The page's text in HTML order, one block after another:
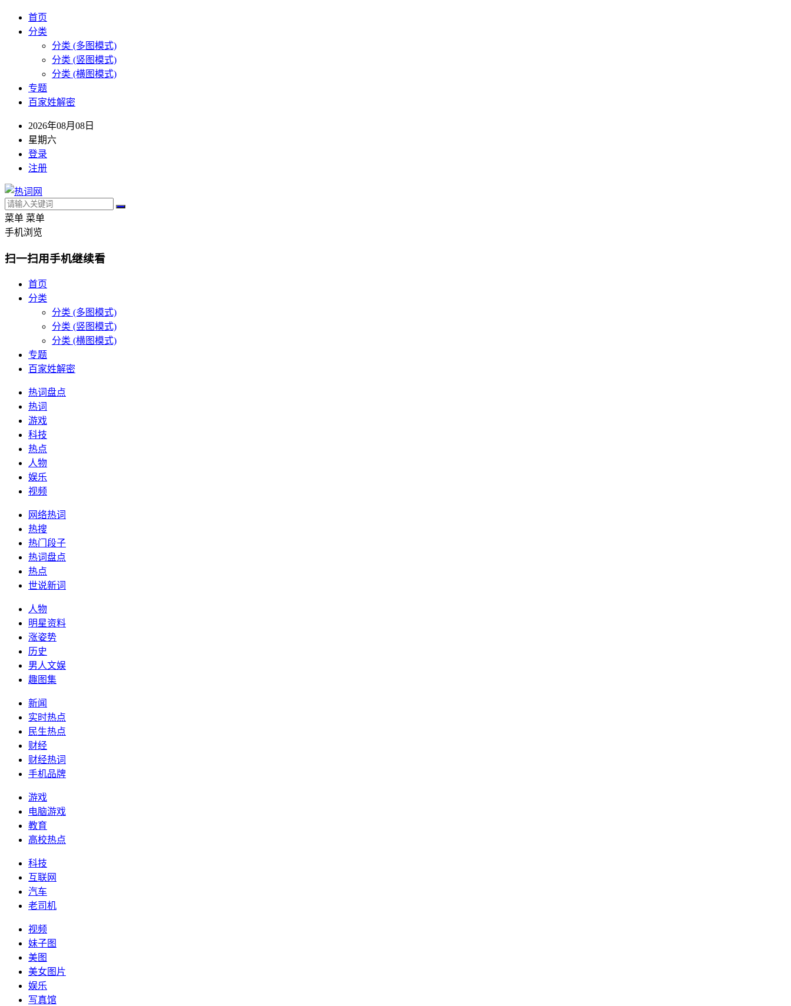
首页
分类
分类 (多图模式)
分类 (竖图模式)
分类 (横图模式)
专题
百家姓解密
2026年08月08日
星期六
登录
注册
菜单 菜单
手机浏览
扫一扫用手机继续看
首页
分类
分类 (多图模式)
分类 (竖图模式)
分类 (横图模式)
专题
百家姓解密
热词盘点
热词
游戏
科技
热点
人物
娱乐
视频
网络热词
热搜
热门段子
热词盘点
热点
世说新词
人物
明星资料
涨姿势
历史
男人文娱
趣图集
新闻
实时热点
民生热点
财经
财经热词
手机品牌
游戏
电脑游戏
教育
高校热点
科技
互联网
汽车
老司机
视频
妹子图
美图
美女图片
娱乐
写真馆